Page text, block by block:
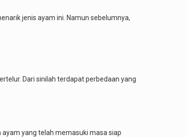
jenis ayam ini. Namun sebelumnya,
Dari sinilah terdapat perbedaan yang
yang telah memasuki masa siap